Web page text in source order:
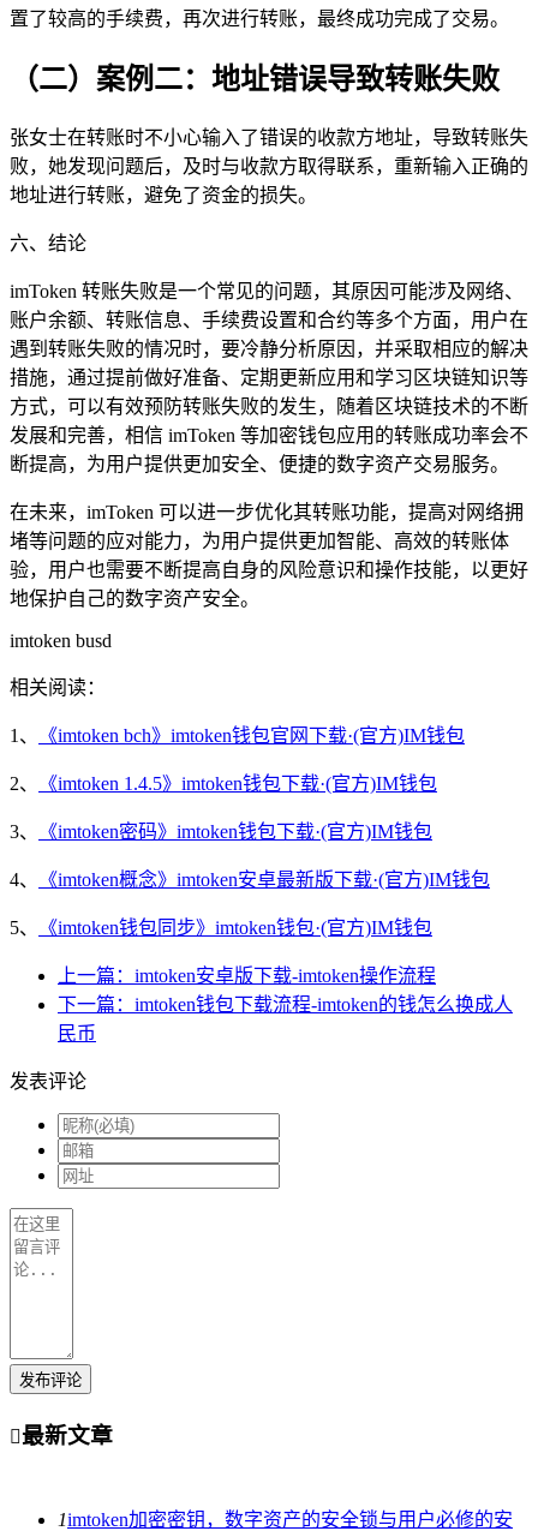
置了较高的手续费，再次进行转账，最终成功完成了交易。
（二）案例二：地址错误导致转账失败
张女士在转账时不小心输入了错误的收款方地址，导致转账失
败，她发现问题后，及时与收款方取得联系，重新输入正确的
地址进行转账，避免了资金的损失。
六、结论
imToken 转账失败是一个常见的问题，其原因可能涉及网络、
账户余额、转账信息、手续费设置和合约等多个方面，用户在
遇到转账失败的情况时，要冷静分析原因，并采取相应的解决
措施，通过提前做好准备、定期更新应用和学习区块链知识等
方式，可以有效预防转账失败的发生，随着区块链技术的不断
发展和完善，相信 imToken 等加密钱包应用的转账成功率会不
断提高，为用户提供更加安全、便捷的数字资产交易服务。
在未来，imToken 可以进一步优化其转账功能，提高对网络拥
堵等问题的应对能力，为用户提供更加智能、高效的转账体
验，用户也需要不断提高自身的风险意识和操作技能，以更好
地保护自己的数字资产安全。
imtoken busd
相关阅读：
1、 《imtoken bch》imtoken钱包官网下载·(官方)IM钱包
2、 《imtoken 1.4.5》imtoken钱包下载·(官方)IM钱包
3、 《imtoken密码》imtoken钱包下载·(官方)IM钱包
4、 《imtoken概念》imtoken安卓最新版下载·(官方)IM钱包
5、 《imtoken钱包同步》imtoken钱包·(官方)IM钱包
上一篇：imtoken安卓版下载-imtoken操作流程
下一篇：imtoken钱包下载流程-imtoken的钱怎么换成人
民币
发表评论
发布评论
最新文章
1imtoken加密密钥，数字资产的安全锁与用户必修的安